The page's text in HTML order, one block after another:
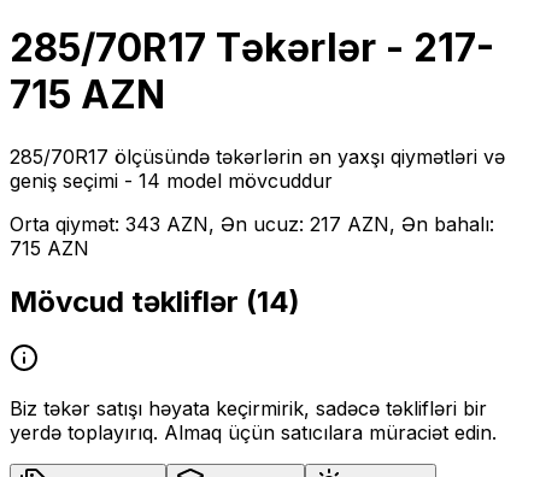
285/70R17 Təkərlər - 217-
715 AZN
285/70R17 ölçüsündə təkərlərin ən yaxşı qiymətləri və
geniş seçimi - 14 model mövcuddur
Orta qiymət: 343 AZN, Ən ucuz: 217 AZN, Ən bahalı:
715 AZN
Mövcud təkliflər (14)
Biz təkər satışı həyata keçirmirik, sadəcə təklifləri bir
yerdə toplayırıq. Almaq üçün satıcılara müraciət edin.